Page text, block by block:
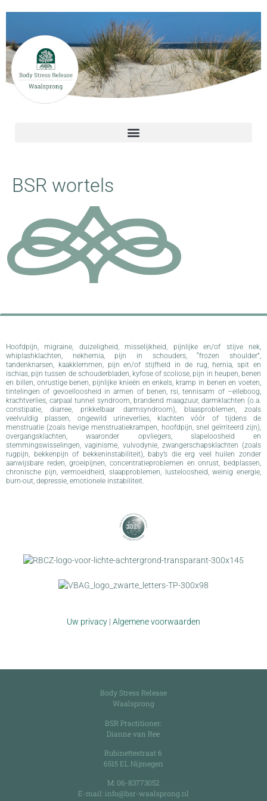
BSR wortels
Hoofdpijn, migraine, duizeligheid, misselijkheid, pijnlijke en/of stijve nek,
whiplashklachten, nekhernia, pijn in schouders, “frozen shoulder”,
tandenknarsen, kaakklemmen, pijn en/of stijfheid in de rug, hernia, spit en
ischias, pijn tussen de schouderbladen, kyfose of scoliose, pijn in heupen, benen
en billen, onrustige benen, pijnlijke knieën en enkels, kramp in benen en voeten,
tintelingen of gevoelloosheid in armen of benen, rsi, tennisarm of –elleboog,
krachtverlies, carpaal tunnel syndroom, brandend maagzuur, darmklachten (o.a.
constipatie, diarree, prikkelbaar darmsyndroom), blaasproblemen, zoals
veelvuldig plassen, ongewild urineverlies, klachten vóór of tijdens de
menstruatie (zoals hevige menstruatiekrampen, hoofdpijn, snel geïrriteerd zijn),
overgangsklachten, waaronder opvliegers, slapeloosheid en
stemmingswisselingen, vaginisme, vulvodynie, zwangerschapsklachten (zoals
rugpijn, bekkenpijn of bekkeninstabiliteit), baby’s die erg veel huilen zonder
aanwijsbare reden, groeipijnen, concentratieproblemen en onrust, bedplassen,
chronische pijn, vermoeidheid, slaapproblemen, lusteloosheid, weinig energie,
burn-out, depressie, emotionele instabiliteit.
Uw privacy | Algemene voorwaarden
Body Stress Release
Waalsprong
BSR Practitioner:
Dianne van Ree
Rubinettestraat 6
6515 EL Nijmegen
M:06-83773052
E-mail:info@bsr-waalsprong.nl